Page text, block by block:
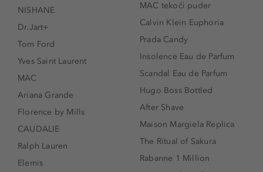
NISHANE
Dr.Jart+
Tom Ford
Yves Saint Laurent
MAC
Ariana Grande
Florence by Mills
CAUDALIE
Ralph Lauren
Elemis
MAC tekoči puder
Calvin Klein Euphoria
Prada Candy
Insolence Eau de Parfum
Scandal Eau de Parfum
Hugo Boss Bottled
After Shave
Maison Margiela Replica
The Ritual of Sakura
Rabanne 1 Million